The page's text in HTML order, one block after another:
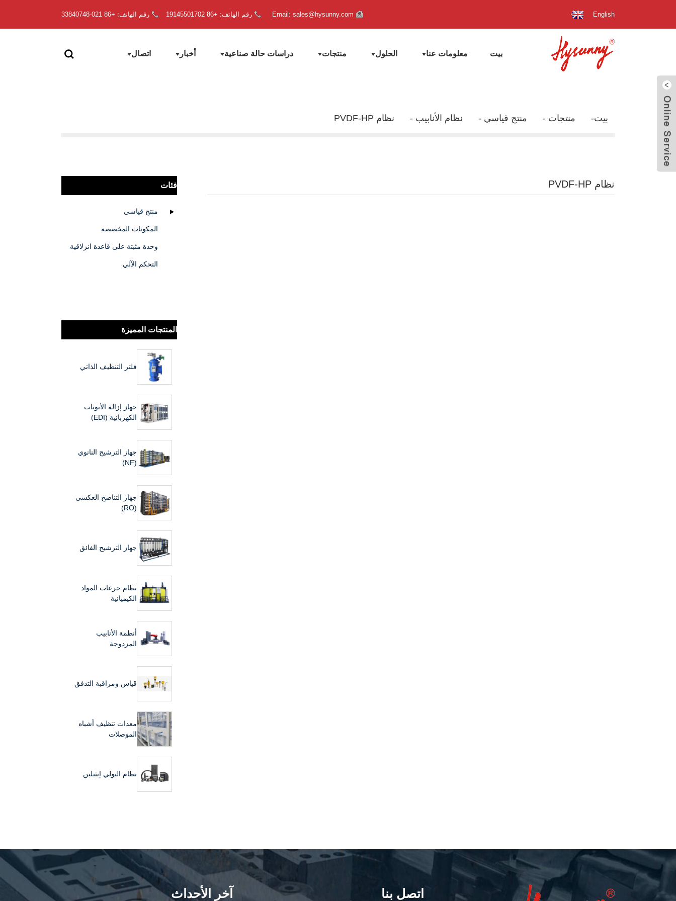
رقم الهاتف: +86 19145501702 رقم الهاتف: +86 021-33840748 Email: sales@hysunny.com English
بيت معلومات عنا الحلول منتجات دراسات حالة صناعية أخبار اتصال
بيت منتجات منتج قياسي نظام الأنابيب نظام PVDF-HP
فئات
منتج قياسي
المكونات المخصصة
وحدة مثبتة على قاعدة انزلاقية
التحكم الآلي
المنتجات المميزة
فلتر التنظيف الذاتي
جهاز إزالة الأيونات
الكهربائية (EDI)
جهاز الترشيح النانوي
(NF)
جهاز التناضح العكسي
(RO)
جهاز الترشيح الفائق
نظام جرعات المواد
الكيميائية
أنظمة الأنابيب
المزدوجة
قياس ومراقبة التدفق
معدات تنظيف أشباه
الموصلات
نظام البولي إيثيلين
نظام PVDF-HP
اتصل بنا آخر الأحداث
إرسال بريد
إلكتروني